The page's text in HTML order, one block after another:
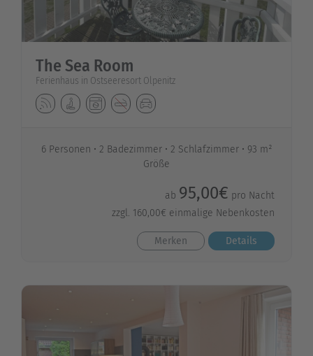
The Sea Room
Ferienhaus in Ostseeresort Olpenitz
6 Personen 2 Badezimmer 2 Schlafzimmer
93 m²
Größe
ab 95,00€ pro Nacht
zzgl. 160,00€ einmalige Nebenkosten
Merken Details